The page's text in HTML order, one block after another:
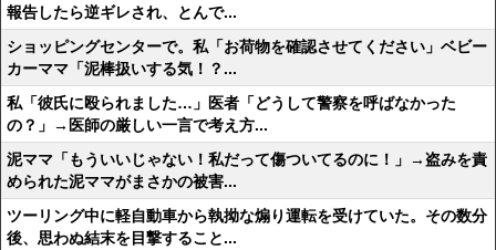
報告したら逆ギレされ、とんで...
ショッピングセンターで。私「お荷物を確認させてください」ベビー
カーママ「泥棒扱いする気！？...
私「彼氏に殴られました…」医者「どうして警察を呼ばなかった
の？」→医師の厳しい一言で考え方...
泥ママ「もういいじゃない！私だって傷ついてるのに！」→盗みを責
められた泥ママがまさかの被害...
ツーリング中に軽自動車から執拗な煽り運転を受けていた。その数分
後、思わぬ結末を目撃すること...